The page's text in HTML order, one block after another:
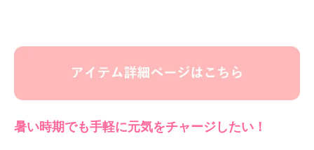
暑い時期でも手軽に元気をチャージしたい！